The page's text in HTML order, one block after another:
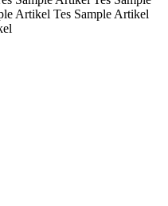
Artikel Tes Sample Artikel